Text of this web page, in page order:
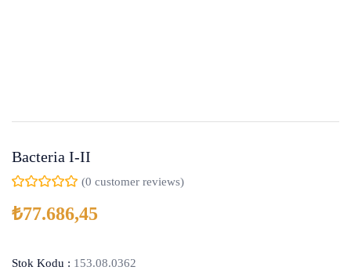
Bacteria I-II
(0 customer reviews)
₺77.686,45
Stok Kodu : 153.08.0362